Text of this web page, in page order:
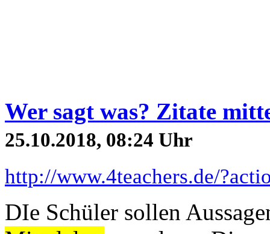
Wer sagt was? Zitate
25.10.2018, 08:24 Uhr
http://www.4teachers.de/
DIe Schüler sollen